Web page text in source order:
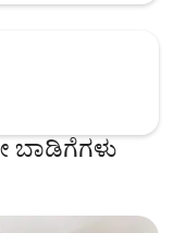
ಬಾಡಿಗೆಗಳು